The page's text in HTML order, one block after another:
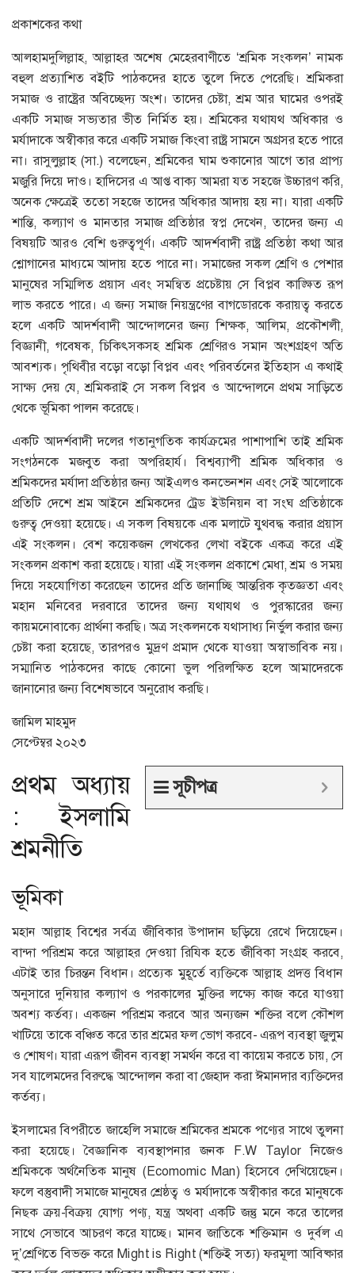
প্রকাশকের কথা
আলহামদুলিল্লাহ, আল্লাহর অশেষ মেহেরবাণীতে ‘শ্রমিক সংকলন’ নামক
বহুল প্রত্যাশিত বইটি পাঠকদের হাতে তুলে দিতে পেরেছি। শ্রমিকরা
সমাজ ও রাষ্ট্রের অবিচ্ছেদ্য অংশ। তাদের চেষ্টা, শ্রম আর ঘামের ওপরই
একটি সমাজ সভ্যতার ভীত নির্মিত হয়। শ্রমিকের যথাযথ অধিকার ও
মর্যাদাকে অস্বীকার করে একটি সমাজ কিংবা রাষ্ট্র সামনে অগ্রসর হতে পারে
না। রাসুলুল্লাহ (সা.) বলেছেন, শ্রমিকের ঘাম শুকানোর আগে তার প্রাপ্য
মজুরি দিয়ে দাও। হাদিসের এ আপ্ত বাক্য আমরা যত সহজে উচ্চারণ করি,
অনেক ক্ষেত্রেই ততো সহজে তাদের অধিকার আদায় হয় না। যারা একটি
শান্তি, কল্যাণ ও মানতার সমাজ প্রতিষ্ঠার স্বপ্ন দেখেন, তাদের জন্য এ
বিষয়টি আরও বেশি গুরুত্বপূর্ণ। একটি আদর্শবাদী রাষ্ট্র প্রতিষ্ঠা কথা আর
শ্লোগানের মাধ্যমে আদায় হতে পারে না। সমাজের সকল শ্রেণি ও পেশার
মানুষের সম্মিলিত প্রয়াস এবং সমন্বিত প্রচেষ্টায় সে বিপ্লব কাঙ্ক্ষিত রূপ
লাভ করতে পারে। এ জন্য সমাজ নিয়ন্ত্রণের বাগডোরকে করায়ত্ব করতে
হলে একটি আদর্শবাদী আন্দোলনের জন্য শিক্ষক, আলিম, প্রকৌশলী,
বিজ্ঞানী, গবেষক, চিকিৎসকসহ শ্রমিক শ্রেণিরও সমান অংশগ্রহণ অতি
আবশ্যক। পৃথিবীর বড়ো বড়ো বিপ্লব এবং পরিবর্তনের ইতিহাস এ কথাই
সাক্ষ্য দেয় যে, শ্রমিকরাই সে সকল বিপ্লব ও আন্দোলনে প্রথম সাড়িতে
থেকে ভূমিকা পালন করেছে।
একটি আদর্শবাদী দলের গতানুগতিক কার্যক্রমের পাশাপাশি তাই শ্রমিক
সংগঠনকে মজবুত করা অপরিহার্য। বিশ্বব্যাপী শ্রমিক অধিকার ও
শ্রমিকদের মর্যাদা প্রতিষ্ঠার জন্য আইএলও কনভেনশন এবং সেই আলোকে
প্রতিটি দেশে শ্রম আইনে শ্রমিকদের ট্রেড ইউনিয়ন বা সংঘ প্রতিষ্ঠাকে
গুরুত্ব দেওয়া হয়েছে। এ সকল বিষয়কে এক মলাটে যুথবদ্ধ করার প্রয়াস
এই সংকলন। বেশ কয়েকজন লেখকের লেখা বইকে একত্র করে এই
সংকলন প্রকাশ করা হয়েছে। যারা এই সংকলন প্রকাশে মেধা, শ্রম ও সময়
দিয়ে সহযোগিতা করেছেন তাদের প্রতি জানাচ্ছি আন্তরিক কৃতজ্ঞতা এবং
মহান মনিবের দরবারে তাদের জন্য যথাযথ ও পুরস্কারের জন্য
কায়মনোবাক্যে প্রার্থনা করছি। অত্র সংকলনকে যথাসাধ্য নির্ভুল করার জন্য
চেষ্টা করা হয়েছে, তারপরও মুদ্রণ প্রমাদ থেকে যাওয়া অস্বাভাবিক নয়।
সম্মানিত পাঠকদের কাছে কোনো ভুল পরিলক্ষিত হলে আমাদেরকে
জানানোর জন্য বিশেষভাবে অনুরোধ করছি।
জামিল মাহমুদ
সেপ্টেম্বর ২০২৩
সূচীপত্র
প্রথম অধ্যায়
: ইসলামি
শ্রমনীতি
ভূমিকা
মহান আল্লাহ বিশ্বের সর্বত্র জীবিকার উপাদান ছড়িয়ে রেখে দিয়েছেন।
বান্দা পরিশ্রম করে আল্লাহর দেওয়া রিযিক হতে জীবিকা সংগ্রহ করবে,
এটাই তার চিরন্তন বিধান। প্রত্যেক মুহূর্তে ব্যক্তিকে আল্লাহ প্রদত্ত বিধান
অনুসারে দুনিয়ার কল্যাণ ও পরকালের মুক্তির লক্ষ্যে কাজ করে যাওয়া
অবশ্য কর্তব্য। একজন পরিশ্রম করবে আর অন্যজন শক্তির বলে কৌশল
খাটিয়ে তাকে বঞ্চিত করে তার শ্রমের ফল ভোগ করবে- এরূপ ব্যবস্থা জুলুম
ও শোষণ। যারা এরূপ জীবন ব্যবস্থা সমর্থন করে বা কায়েম করতে চায়, সে
সব যালেমদের বিরুদ্ধে আন্দোলন করা বা জেহাদ করা ঈমানদার ব্যক্তিদের
কর্তব্য।
ইসলামের বিপরীতে জাহেলি সমাজে শ্রমিকের শ্রমকে পণ্যের সাথে তুলনা
করা হয়েছে। বৈজ্ঞানিক ব্যবস্থাপনার জনক F.W Taylor নিজেও
শ্রমিককে অর্থনৈতিক মানুষ (Ecomomic Man) হিসেবে দেখিয়েছেন।
ফলে বস্তুবাদী সমাজে মানুষের শ্রেষ্ঠত্ব ও মর্যাদাকে অস্বীকার করে মানুষকে
নিছক ক্রয়-বিক্রয় যোগ্য পণ্য, যন্ত্র অথবা একটি জন্তু মনে করে তালের
সাথে সেভাবে আচরণ করে যাচ্ছে। মানব জাতিকে শক্তিমান ও দুর্বল এ
দু’শ্রেণিতে বিভক্ত করে Might is Right (শক্তিই সত্য) ফরমূলা আবিষ্কার